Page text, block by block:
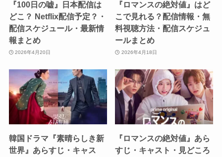
『100日の嘘』日本配信は
どこ？ Netflix配信予定？・
配信スケジュール・最新情
報まとめ
2026年4月20日
『ロマンスの絶対値』はど
こで見れる？配信情報・無
料視聴方法・配信スケジュ
ールまとめ
2026年4月18日
韓国ドラマ『素晴らしき新
世界』あらすじ・キャス
『ロマンスの絶対値』あら
すじ・キャスト・見どころ